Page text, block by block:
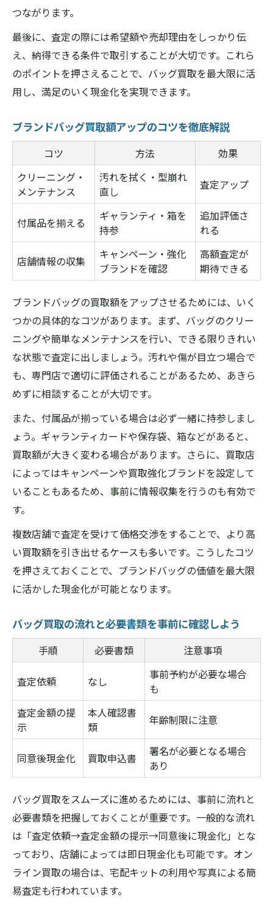
つながります。
最後に、査定の際には希望額や売却理由をしっかり伝
え、納得できる条件で取引することが大切です。これら
のポイントを押さえることで、バッグ買取を最大限に活
用し、満足のいく現金化を実現できます。
ブランドバッグ買取額アップのコツを徹底解説
コツ 方法
効果
クリーニング・
メンテナンス
汚れを拭く・型崩れ
直し
査定アップ
付属品を揃える
ギャランティ・箱を
持参
追加評価さ
れる
店舗情報の収集
キャンペーン・強化
ブランドを確認
高額査定が
期待できる
ブランドバッグの買取額をアップさせるためには、いく
つかの具体的なコツがあります。まず、バッグのクリー
ニングや簡単なメンテナンスを行い、できる限りきれい
な状態で査定に出しましょう。汚れや傷が目立つ場合で
も、専門店で適切に評価されることがあるため、あきら
めずに相談することが大切です。
また、付属品が揃っている場合は必ず一緒に持参しまし
ょう。ギャランティカードや保存袋、箱などがあると、
買取額が大きく変わる場合があります。さらに、買取店
によってはキャンペーンや買取強化ブランドを設定して
いることもあるため、事前に情報収集を行うのも有効で
す。
複数店舗で査定を受けて価格交渉をすることで、より高
い買取額を引き出せるケースも多いです。こうしたコツ
を押さえておくことで、ブランドバッグの価値を最大限
に活かした現金化が可能となります。
バッグ買取の流れと必要書類を事前に確認しよう
手順 必要書類 注意事項
査定依頼 なし
事前予約が必要な場合
も
査定金額の提
示
本人確認書
類
年齢制限に注意
同意後現金化 買取申込書
署名が必要となる場合
あり
バッグ買取をスムーズに進めるためには、事前に流れと
必要書類を把握しておくことが重要です。一般的な流れ
は「査定依頼→査定金額の提示→同意後に現金化」とな
っており、店舗によっては即日現金化も可能です。オン
ライン買取の場合は、宅配キットの利用や写真による簡
易査定も行われています。